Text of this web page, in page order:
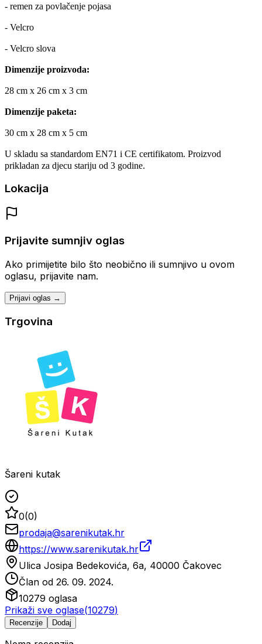
- remen za povlačenje pojasa
- Velcro
- Velcro slova
Dimenzije proizvoda:
28 cm x 26 cm x 3 cm
Dimenzije paketa:
30 cm x 28 cm x 5 cm
U skladu sa standardom EN71 i CE certifikatom. Proizvod
prikladan za djecu stariju od 3 godine.
Lokacija
Prijavite sumnjiv oglas
Ako primijetite bilo što neobično ili sumnjivo u ovom
oglasu, prijavite nam.
Prijavi oglas →
Trgovina
Šareni kutak
0(0)
prodaja@sarenikutak.hr
https://www.sarenikutak.hr
Ulica Josipa Bedekovića, 6a, 40000 Čakovec
Član od 26. 09. 2024.
10279 oglasa
Prikaži sve oglase(10279)
Recenzije Dodaj